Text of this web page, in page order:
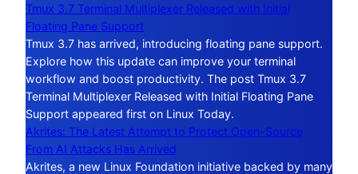
Tmux 3.7 Terminal Multiplexer Released with Initial
Floating Pane Support
Tmux 3.7 has arrived, introducing floating pane support.
Explore how this update can improve your terminal
workflow and boost productivity. The post Tmux 3.7
Terminal Multiplexer Released with Initial Floating Pane
Support appeared first on Linux Today.
Akrites: The Latest Attempt to Protect Open-Source
From AI Attacks Has Arrived
Akrites, a new Linux Foundation initiative backed by many